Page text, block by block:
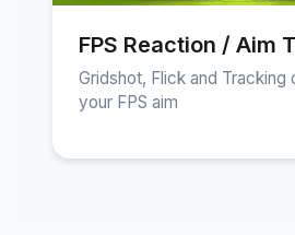
FPS Reaction / Aim
Gridshot, Flick and Tracking
your FPS aim